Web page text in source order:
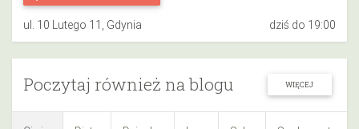
ul. 10 Lutego 11, Gdynia dziś do 19:00
Poczytaj również na blogu WIĘCEJ